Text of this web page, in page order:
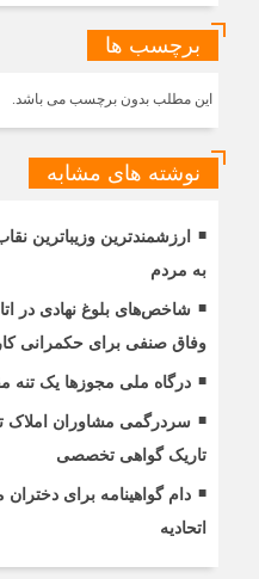
برچسب ها
این مطلب بدون برچسب می باشد.
نوشته های مشابه
ارزشمندترین وزیباترین
به مردم
شاخص‌های بلوغ نهادی در
وفاق صنفی برای حکمرانی
درگاه ملی مجوزها یک تنه
سردرگمی مشاوران املاک
تاریک گواهی تخصصی
دام گواهینامه برای
اتحادیه